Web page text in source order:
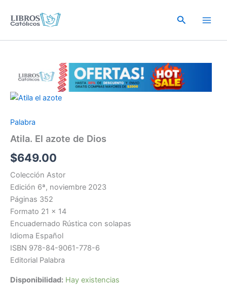
Buscar
Palabra
Atila. El azote de Dios
$649.00
Colección Astor
Edición 6ª, noviembre 2023
Páginas 352
Formato 21 x 14
Encuadernado Rústica con solapas
Idioma Español
ISBN 978-84-9061-778-6
Editorial Palabra
Disponibilidad: Hay existencias